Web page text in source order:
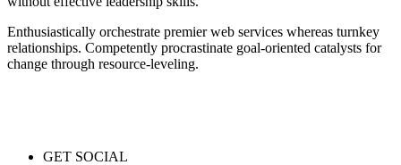
Enthusiastically orchestrate premier web services whereas turnkey
relationships. Competently procrastinate goal-oriented catalysts for
change through resource-leveling.
GET SOCIAL